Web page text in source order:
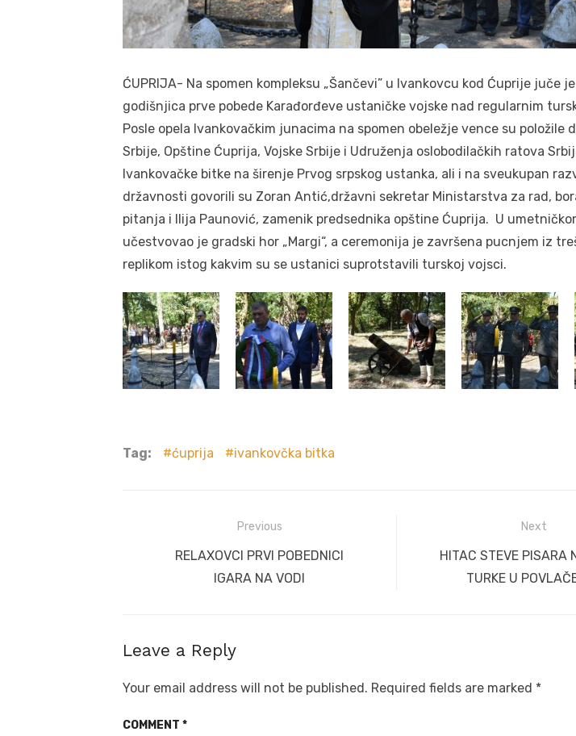
ĆUPRIJA- Na spomen kompleksu „Šančevi” u Ivankovcu kod Ćuprije juče
godišnjica prve pobede Karađorđeve ustaničke vojske nad regularnim
Posle opela Ivankovačkim junacima na spomen obeležje vence su položile
Srbije, Opštine Ćuprija, Vojske Srbije i Udruženja oslobodilačkih ratova
Ivankovačke bitke na širenje Prvog srpskog ustanka, ali i na sveukupan
državnosti govorili su Zoran Antić,državni sekretar Ministarstva za rad,
pitanja i Ilija Paunović, zamenik predsednika opštine Ćuprija. U
učestvovao je gradski hor „Margi“, a ceremonija je završena pucnjem iz
replikom istog kakvim su se ustanici suprotstavili turskoj vojsci.
Tag: ćuprija ivankovčka bitka
navigation
Previous
Previous
RELAXOVCI PRVI POBEDNICI
IGARA NA VODI
Next
Next
HITAC STEVE PISARA
TURKE U
Leave a Reply
Your email address will not be published. Required fields are marked *
COMMENT *